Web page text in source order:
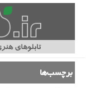
برچسب‌ها